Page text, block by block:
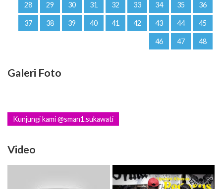
28 29 30 31 32 33 34 35 36
37 38 39 40 41 42 43 44 45
46 47 48
Galeri Foto
Kunjungi kami @sman1.sukawati
Video